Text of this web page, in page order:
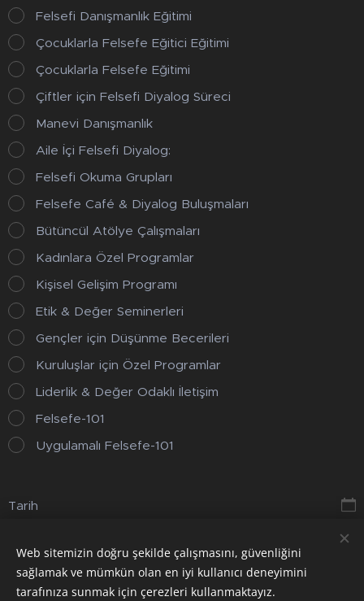
Felsefi Danışmanlık Eğitimi
Çocuklarla Felsefe Eğitici Eğitimi
Çocuklarla Felsefe Eğitimi
Çiftler için Felsefi Diyalog Süreci
Manevi Danışmanlık
Aile İçi Felsefi Diyalog:
Felsefi Okuma Grupları
Felsefe Café & Diyalog Buluşmaları
Bütüncül Atölye Çalışmaları
Kadınlara Özel Programlar
Kişisel Gelişim Programı
Etik & Değer Seminerleri
Gençler için Düşünme Becerileri
Kuruluşlar için Özel Programlar
Liderlik & Değer Odaklı İletişim
Felsefe-101
Uygulamalı Felsefe-101
Tarih
Gönder
Web sitemizin doğru şekilde çalışmasını, güvenliğini
sağlamak ve mümkün olan en iyi kullanıcı deneyimini
tarafınıza sunmak için çerezleri kullanmaktayız.